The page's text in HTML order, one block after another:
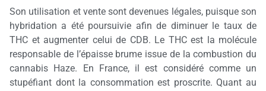
Son utilisation et vente sont devenues légales, puisque son
hybridation a été poursuivie afin de diminuer le taux de
THC et augmenter celui de CDB. Le THC est la molécule
responsable de l’épaisse brume issue de la combustion du
cannabis Haze. En France, il est considéré comme un
stupéfiant dont la consommation est proscrite. Quant au